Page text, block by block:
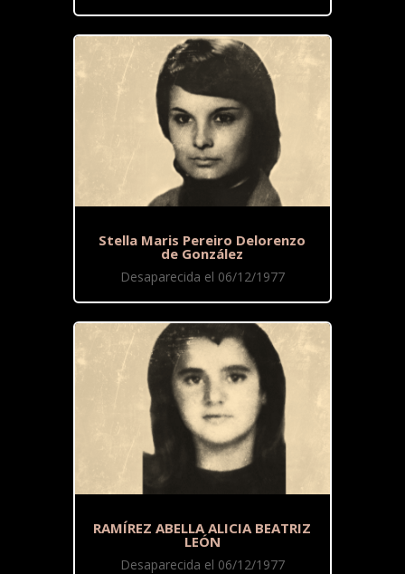
Stella Maris Pereiro Delorenzo
de González
Desaparecida el 06/12/1977
RAMÍREZ ABELLA ALICIA BEATRIZ
LEÓN
Desaparecida el 06/12/1977